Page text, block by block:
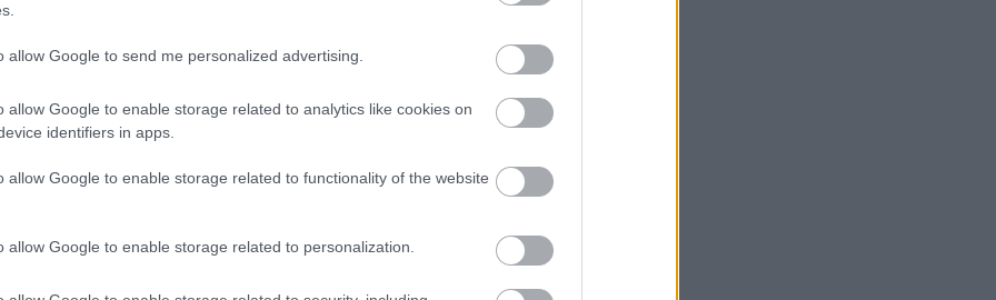
allow Google to send me personalized advertising.
allow Google to enable storage related to analytics like cookies on
identifiers in apps.
allow Google to enable storage related to functionality of the website
allow Google to enable storage related to personalization.
με την εφαρμογή Photos και για ένα ακόμα σφάλμα
επεκτάσεων.